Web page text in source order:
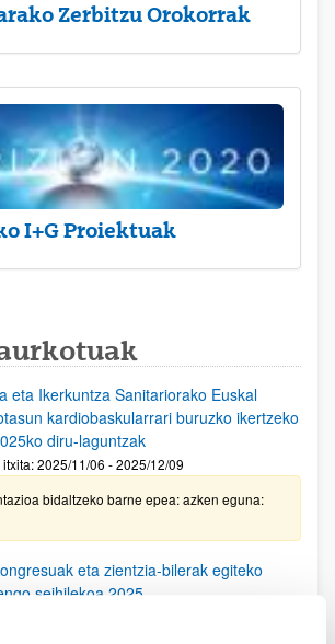
Zerbitzu Orokorrak
I+G Proiektuak
eta Ikerkuntza Sanitariorako Euskal
kardiobaskularrari buruzko ikertzeko
diru-laguntzak
2025/11/06 - 2025/12/09
bidaltzeko barne epea: azken eguna:
eta zientzia-bilerak egiteko
seihilekoa 2025